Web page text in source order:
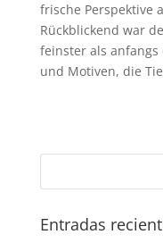
frische Perspektive
Rückblickend war
feinster als
und Motiven, die
Entradas